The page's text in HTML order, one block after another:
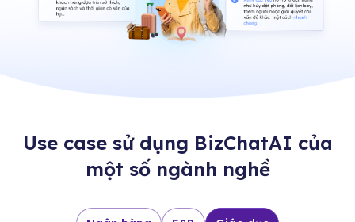
Use case sử dụng BizChatAI của
một số ngành nghề